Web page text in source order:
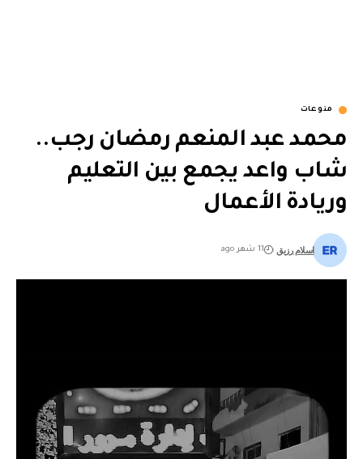
منوعات
محمد عبد المنعم رمضان رجب..
شاب واعد يجمع بين التعليم
وريادة الأعمال
اسلام رزيق 11 شهر ago